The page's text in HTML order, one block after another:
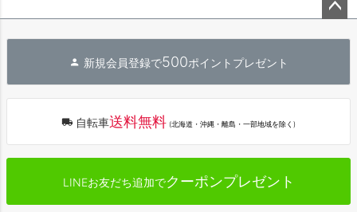
新規会員登録で500ポイントプレゼント
自転車送料無料 (北海道・沖縄・離島・一部地域を除く)
LINEお友だち追加でクーポンプレゼント